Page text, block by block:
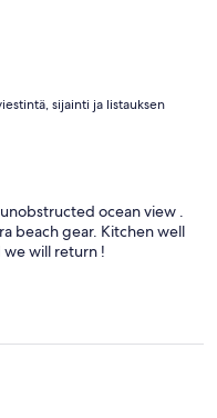
sijainti ja listauksen
ocean view .
beach gear. Kitchen well
will return !